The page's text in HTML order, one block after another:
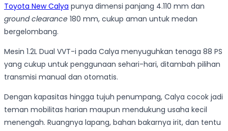
Toyota New Calya punya dimensi panjang 4.110 mm dan
ground clearance 180 mm, cukup aman untuk medan
bergelombang.
Mesin 1.2L Dual VVT-i pada Calya menyuguhkan tenaga 88 PS
yang cukup untuk penggunaan sehari-hari, ditambah pilihan
transmisi manual dan otomatis.
Dengan kapasitas hingga tujuh penumpang, Calya cocok jadi
teman mobilitas harian maupun mendukung usaha kecil
menengah. Ruangnya lapang, bahan bakarnya irit, dan tentu